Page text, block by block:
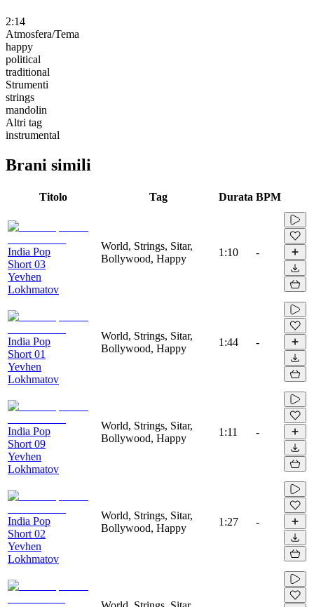
2:14
Atmosfera/Tema
happy
political
traditional
Strumenti
strings
mandolin
Altri tag
instrumental
Brani simili
Titolo Tag Durata BPM
India Pop
Short 03
Yevhen
Lokhmatov
World, Strings, Sitar,
Bollywood, Happy
1:10 -
India Pop
Short 01
Yevhen
Lokhmatov
World, Strings, Sitar,
Bollywood, Happy
1:44 -
India Pop
Short 09
Yevhen
Lokhmatov
World, Strings, Sitar,
Bollywood, Happy
1:11 -
India Pop
Short 02
Yevhen
Lokhmatov
World, Strings, Sitar,
Bollywood, Happy
1:27 -